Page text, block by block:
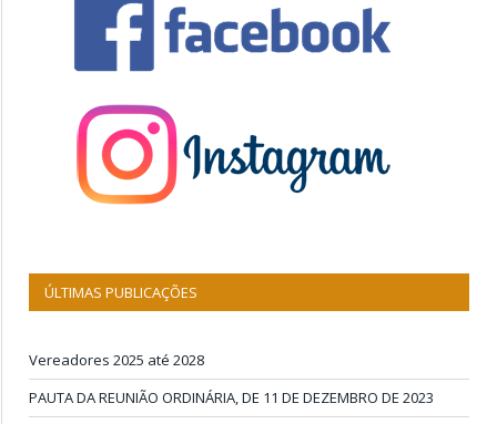
ÚLTIMAS PUBLICAÇÕES
Vereadores 2025 até 2028
PAUTA DA REUNIÃO ORDINÁRIA, DE 11 DE DEZEMBRO DE 2023